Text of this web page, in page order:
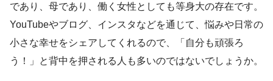
であり、母であり、働く女性としても等身大の存在です。
YouTubeやブログ、インスタなどを通じて、悩みや日常の
小さな幸せをシェアしてくれるので、「自分も頑張ろ
う！」と背中を押される人も多いのではないでしょうか。